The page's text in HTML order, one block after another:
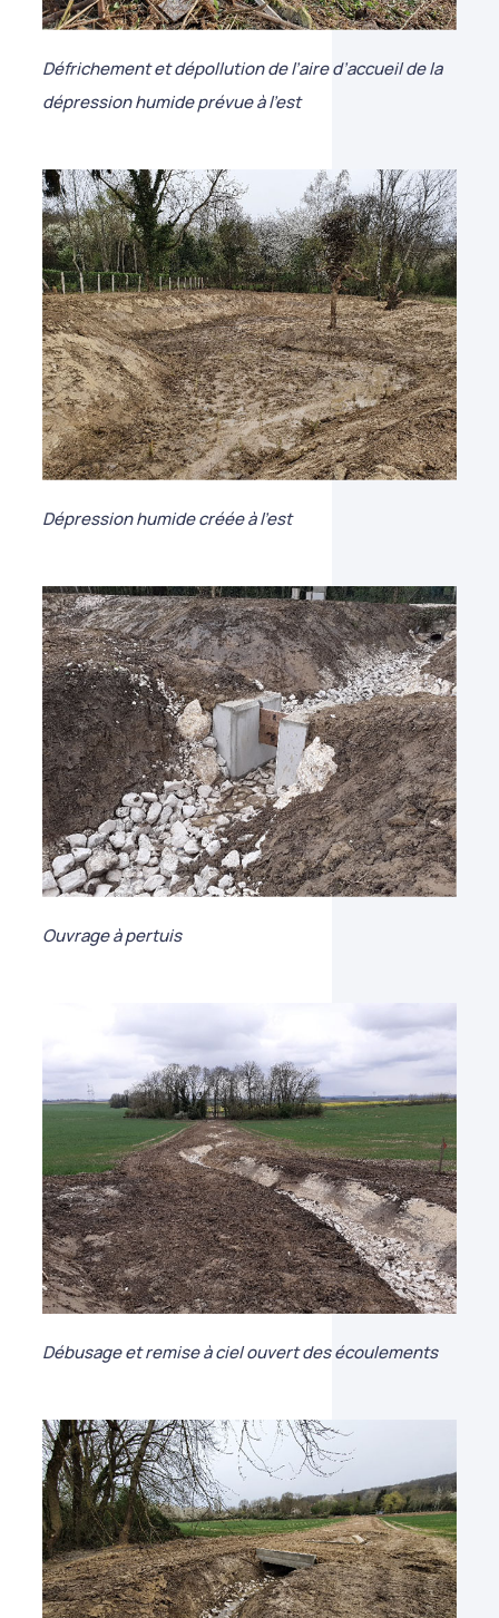
Défrichement et dépollution de l’aire d’accueil de la
dépression humide prévue à l’est
Dépression humide créée à l’est
Ouvrage à pertuis
Débusage et remise à ciel ouvert des écoulements